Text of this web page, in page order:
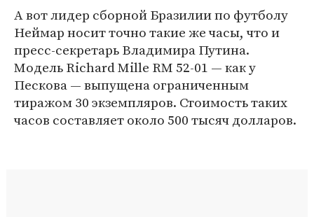
А вот лидер сборной Бразилии по футболу
Неймар носит точно такие же часы, что и
пресс-секретарь Владимира Путина.
Модель Richard Mille RM 52-01 — как у
Пескова — выпущена ограниченным
тиражом 30 экземпляров. Стоимость таких
часов составляет около 500 тысяч долларов.